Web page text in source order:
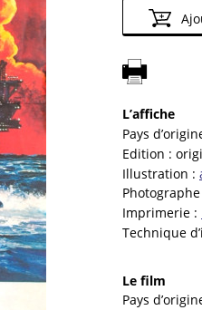
L’affiche
Pays
Edition :
Illustration :
Photographe
Imprimerie :
Technique
Le film
Pays